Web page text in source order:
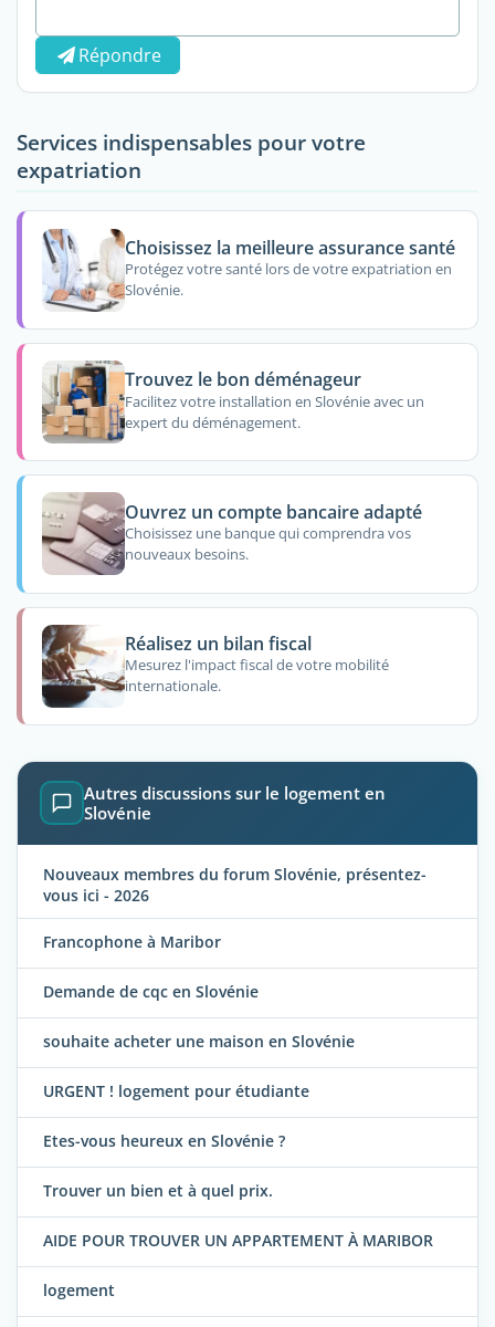
Répondre
Services indispensables pour votre
expatriation
Choisissez la meilleure assurance santé
Protégez votre santé lors de votre expatriation en
Slovénie.
Trouvez le bon déménageur
Facilitez votre installation en Slovénie avec un
expert du déménagement.
Ouvrez un compte bancaire adapté
Choisissez une banque qui comprendra vos
nouveaux besoins.
Réalisez un bilan fiscal
Mesurez l'impact fiscal de votre mobilité
internationale.
Autres discussions sur le logement en
Slovénie
Nouveaux membres du forum Slovénie, présentez-
vous ici - 2026
Francophone à Maribor
Demande de cqc en Slovénie
souhaite acheter une maison en Slovénie
URGENT ! logement pour étudiante
Etes-vous heureux en Slovénie ?
Trouver un bien et à quel prix.
AIDE POUR TROUVER UN APPARTEMENT À MARIBOR
logement